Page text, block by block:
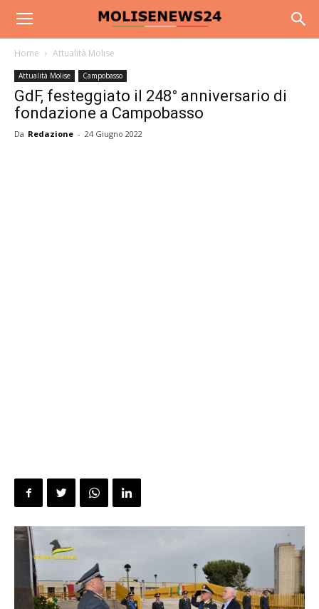
Home Attualità Molise
Attualità Molise Campobasso
GdF, festeggiato il 248° anniversario di
fondazione a Campobasso
Da Redazione - 24 Giugno 2022